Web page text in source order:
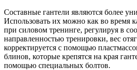
Составные гантели являются более
Использовать их можно как во время
при силовом тренинге, регулируя в
направленностью тренировки, вес
корректируется с помощью
блинов, которые крепятся на края
помощью специальных болтов.